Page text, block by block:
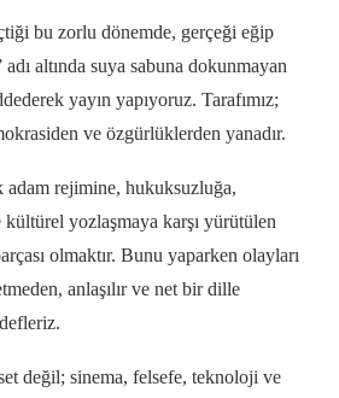
bu zorlu dönemde, gerçeği eğip
adı altında suya sabuna dokunmayan
yayın yapıyoruz. Tarafımız;
ve özgürlüklerden yanadır.
adam rejimine, hukuksuzluğa,
yozlaşmaya karşı yürütülen
olmaktır. Bunu yaparken olayları
anlaşılır ve net bir dille
değil; sinema, felsefe, teknoloji ve